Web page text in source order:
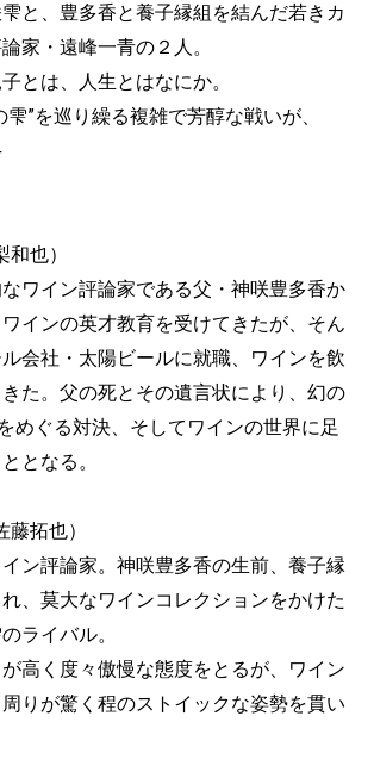
と、豊多香と養子縁組を結んだ若きカ
家・遠峰一青の２人。
とは、人生とはなにか。
雫”を巡り繰る複雑で芳醇な戦いが、
也）
ワイン評論家である父・神咲豊多香か
インの英才教育を受けてきたが、そん
会社・太陽ビールに就職、ワインを飲
た。父の死とその遺言状により、幻の
めぐる対決、そしてワインの世界に足
となる。
拓也）
ン評論家。神咲豊多香の生前、養子縁
、莫大なワインコレクションをかけた
ライバル。
高く度々傲慢な態度をとるが、ワイン
りが驚く程のストイックな姿勢を貫い